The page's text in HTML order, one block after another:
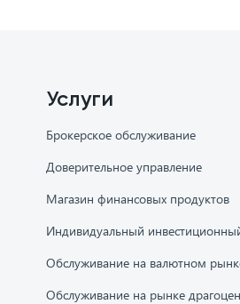
Услуги
Брокерское обслуживание
Доверительное управление
Магазин финансовых продуктов
Индивидуальный
Обслуживание на валютном
Обслуживание на рынке